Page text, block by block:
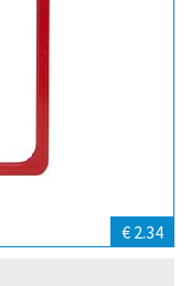
€ 2.34